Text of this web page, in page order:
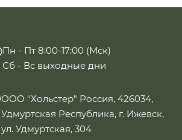
Пн - Пт 8:00-17:00 (Мск)
Сб - Вс выходные дни
ООО "Хольстер" Россия, 426034,
Удмуртская Республика, г. Ижевск,
ул. Удмуртская, 304